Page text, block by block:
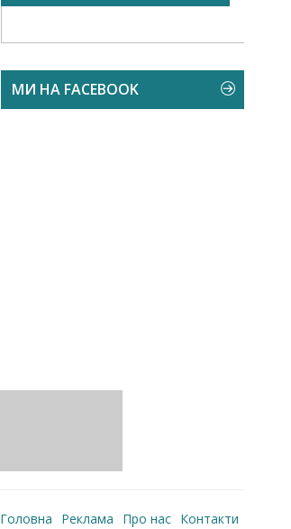
МИ НА FACEBOOK
Головна Реклама Про нас Контакти